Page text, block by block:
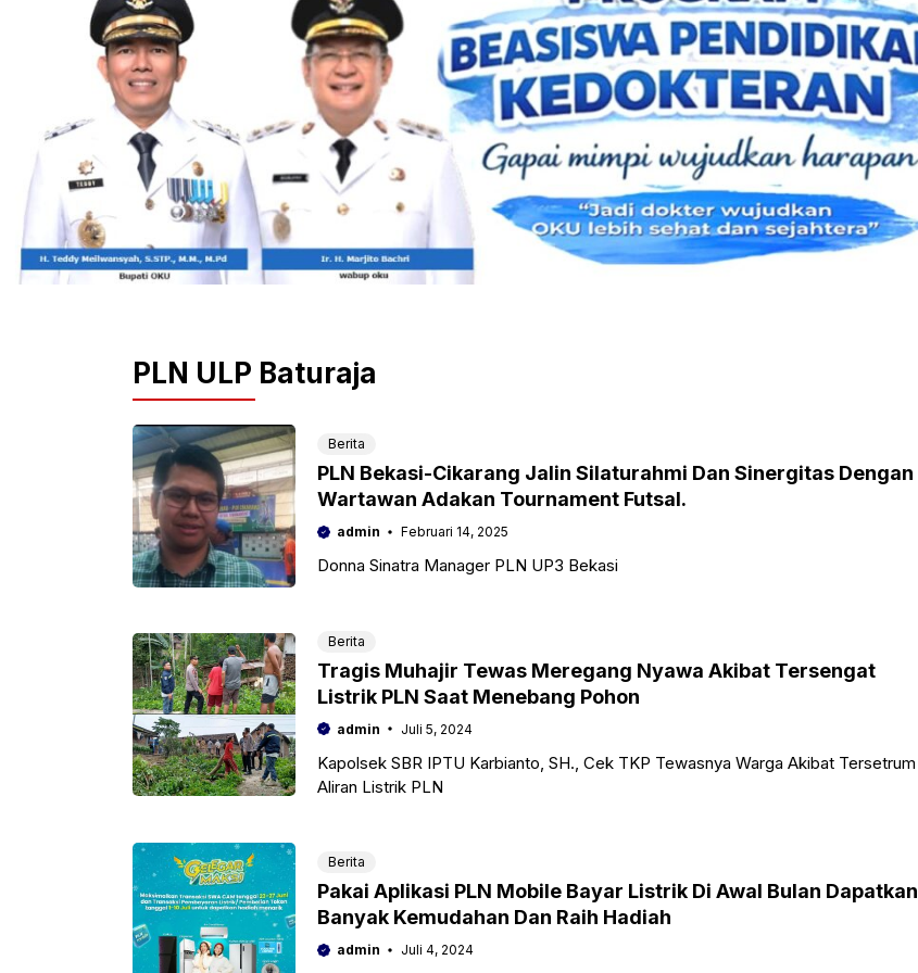
PLN ULP Baturaja
Berita
PLN Bekasi-Cikarang Jalin Silaturahmi Dan Sinergitas Dengan
Wartawan Adakan Tournament Futsal.
admin Februari 14, 2025
Donna Sinatra Manager PLN UP3 Bekasi
Berita
Tragis Muhajir Tewas Meregang Nyawa Akibat Tersengat
Listrik PLN Saat Menebang Pohon
admin Juli 5, 2024
Kapolsek SBR IPTU Karbianto, SH., Cek TKP Tewasnya Warga Akibat Tersetrum
Aliran Listrik PLN
Berita
Pakai Aplikasi PLN Mobile Bayar Listrik Di Awal Bulan Dapatkan
Banyak Kemudahan Dan Raih Hadiah
admin Juli 4, 2024